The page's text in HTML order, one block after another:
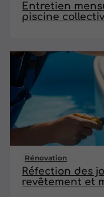
Entretien
piscine
Rénovation
Réfection des
revêtement et